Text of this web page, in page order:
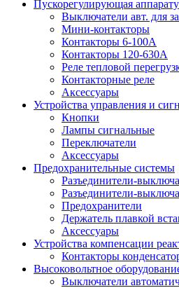
Пускорегулирующая
Выключатели авт. для
Мини-контакторы
Контакторы 6-100А
Контакторы 120-630A
Реле тепловой
Контакторные реле
Аксессуары
Устройства управления и
Кнопки
Лампы сигнальные
Переключатели
Аксессуары
Предохранительные системы
Разъединители-
Разъединители-
Предохранители
Держатель плавкой
Аксессуары
Устройства компенсации
Контакторы
Высоковольтное
Выключатели